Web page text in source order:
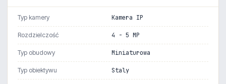
Typ kamery Kamera IP
Rozdzielczość 4 - 5 MP
Typ obudowy Miniaturowa
Typ obiektywu Staly